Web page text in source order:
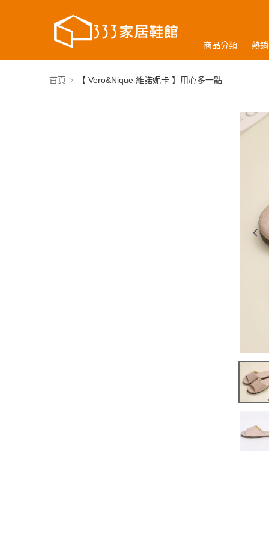
商品分類 熱
首頁 【 Vero&Nique 維諾妮卡 】用心多一點